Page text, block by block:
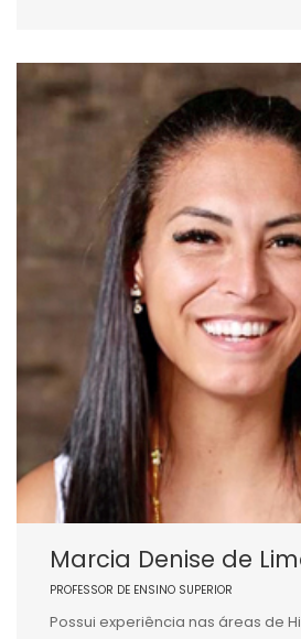
Marcia Denise de
PROFESSOR DE ENSINO SUPERIOR
Possui experiência nas áreas de